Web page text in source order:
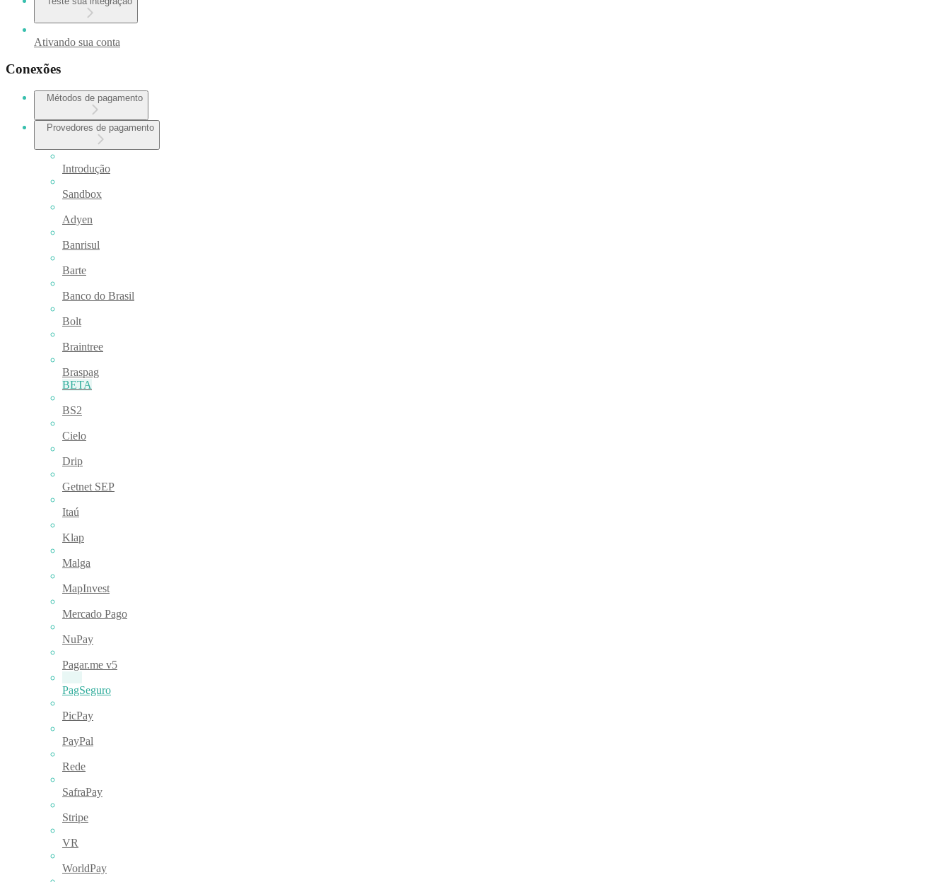
Ativando sua conta
Conexões
Métodos de pagamento
Provedores de pagamento
Introdução
Sandbox
Adyen
Banrisul
Barte
Banco do Brasil
Bolt
Braintree
Braspag
BETA
BS2
Cielo
Drip
Getnet SEP
Itaú
Klap
Malga
MapInvest
Mercado Pago
NuPay
Pagar.me v5
PagSeguro
PicPay
PayPal
Rede
SafraPay
Stripe
VR
WorldPay